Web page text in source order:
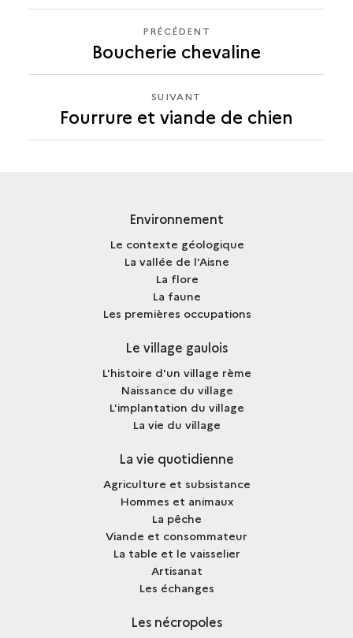
PRÉCÉDENT
FOURRURE
CHIEN
PRÉCÉDENT
Boucherie chevaline
SUIVANT
FOURRURE
SUIVANT
Fourrure et viande de chien
Environnement
Le contexte géologique
La vallée de l'Aisne
La flore
La faune
Les premières occupations
Le village gaulois
L'histoire d'un village rème
Naissance du village
L'implantation du village
La vie du village
La vie quotidienne
Agriculture et subsistance
Hommes et animaux
La pêche
Viande et consommateur
La table et le vaisselier
Artisanat
Les échanges
Les nécropoles